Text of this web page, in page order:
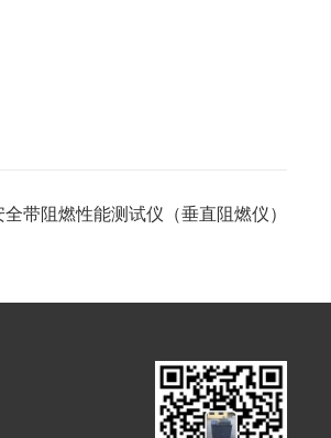
全带阻燃性能测试仪（垂直阻燃仪）